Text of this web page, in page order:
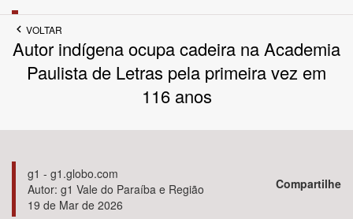
Bioma / Bacia
Tema
Subtema
VOLTAR
Autor indígena ocupa cadeira na Academia
Paulista de Letras pela primeira vez em
116 anos
g1 - g1.globo.com
Autor: g1 Vale do Paraíba e Região
19 de Mar de 2026
Compartilhe